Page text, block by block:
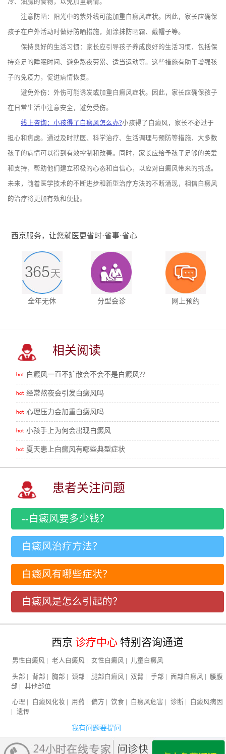
冷、油腻的食物，以免加重病情。
注意防晒：阳光中的紫外线可能加重白癜风症状。因此，家长应确保
孩子在户外活动时做好防晒措施，如涂抹防晒霜、戴帽子等。
保持良好的生活习惯：家长应引导孩子养成良好的生活习惯，包括保
持充足的睡眠时间、避免熬夜劳累、适当运动等。这些措施有助于增强孩
子的免疫力，促进病情恢复。
避免外伤：外伤可能诱发或加重白癜风症状。因此，家长应确保孩子
在日常生活中注意安全，避免受伤。
线上咨询：小孩得了白癜风怎么办?小孩得了白癜风，家长不必过于
担心和焦虑。通过及时就医、科学治疗、生活调理与预防等措施，大多数
孩子的病情可以得到有效控制和改善。同时，家长应给予孩子足够的关爱
和支持，帮助他们建立积极的心态和自信心，以应对白癜风带来的挑战。
未来，随着医学技术的不断进步和新型治疗方法的不断涌现，相信白癜风
的治疗将更加有效和便捷。
西京服务，让您就医更省时·省事·省心
全年无休 分型会诊 网上预约
相关阅读
白癜风一直不扩散会不会不是白癜风??
经常熬夜会引发白癜风吗
心理压力会加重白癜风吗
小孩手上为何会出现白癜风
夏天患上白癜风有哪些典型症状
患者关注问题
--白癜风要多少钱？
白癜风治疗方法？
白癜风有哪些症状？
白癜风是怎么引起的？
西京 诊疗中心 特别咨询通道
男性白癜风 老人白癜风 女性白癜风 儿童白癜风
头部 | 背部 | 胸部 | 颈部 | 腿部白癜风 | 双臂 | 手部 | 面部白癜风 | 腰腹
部 | 其他部位
心理 白癜风化妆 用药 偏方 饮食 白癜风危害 诊断
白癜风病因
遗传
我有问题要提问